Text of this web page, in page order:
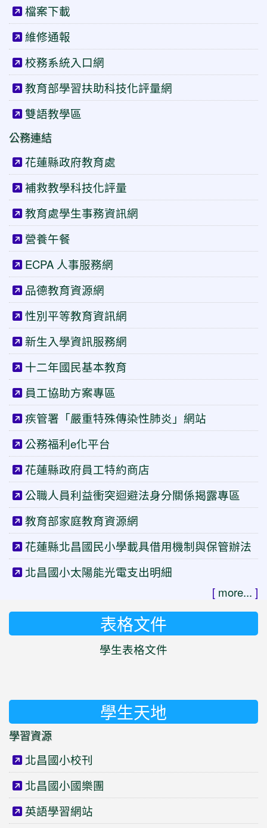
檔案下載
維修通報
校務系統入口網
教育部學習扶助科技化評量網
雙語教學區
公務連結
花蓮縣政府教育處
補救教學科技化評量
教育處學生事務資訊網
營養午餐
ECPA 人事服務網
品德教育資源網
性別平等教育資訊網
新生入學資訊服務網
十二年國民基本教育
員工協助方案專區
疾管署「嚴重特殊傳染性肺炎」網站
公務福利e化平台
花蓮縣政府員工特約商店
公職人員利益衝突迴避法身分關係揭露專區
教育部家庭教育資源網
花蓮縣北昌國民小學載具借用機制與保管辦法
北昌國小太陽能光電支出明細
[ more... ]
表格文件
學生表格文件
學生天地
學習資源
北昌國小校刊
北昌國小國樂團
英語學習網站